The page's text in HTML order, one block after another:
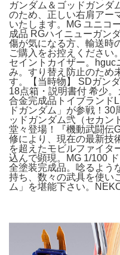
ガンダム＆ゴッドガンダ
のため、正しい右肩アー
いたします。MG ユニコ
成品 RGハイニューガン
傷が気になる方、輸送時
ご購入をお控えください
セイントカイザー。
み。すり替え防止のため
す。【当時物】 SDガン
18点箱・説明書付 希少
合金完成品トイブランド
ドガンダム」が参戦！
ッドガンダム弐（セカン
堂々登場！『機動武闘伝
修により、現在の最新技
を超えたモビルファイタ
込んで顕現。MG 1/100
全塗装完成品。唸るよう
持ち、数々の武具を使い
ム」を堪能下さい。